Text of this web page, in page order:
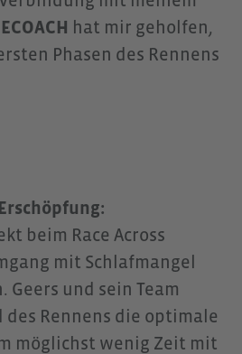
hat mir geholfen,
Phasen des Rennens
beim Race Across
mit Schlafmangel
Geers und sein Team
Rennens die optimale
möglichst wenig Zeit mit